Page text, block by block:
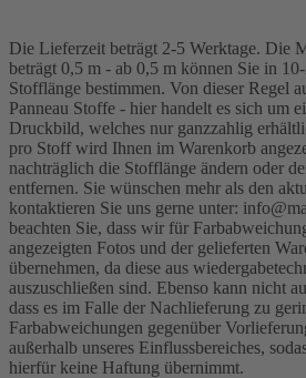
Die Lieferzeit beträgt 2-5 Werktage. Die
beträgt 0,5 m - ab 0,5 m können Sie in
Stofflänge bestimmen. Von dieser Regel
Panneau Stoffe - hier handelt es sich um
Druckbild, welches nur ganzzahlig
pro Stoff wird Ihnen im Warenkorb
nachträglich die Stofflänge ändern oder
entfernen. Sie wünschen mehr als den
kontaktieren Sie uns gerne unter:
beachten Sie, dass wir für
angezeigten Fotos und der gelieferten
übernehmen, da diese aus
auszuschließen sind. Ebenso kann nicht
dass es im Falle der Nachlieferung zu
Farbabweichungen gegenüber
außerhalb unseres Einflussbereiches,
hierfür keine Haftung übernimmt.